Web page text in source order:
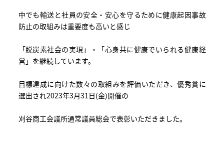
中でも輸送と社員の安全・安心を守るために健康起因事故
防止の取組みは重要度も高いと感じ
「脱炭素社会の実現」・「心身共に健康でいられる健康経
営」を継続しています。
目標達成に向けた数々の取組みを評価いただき、優秀賞に
選出され2023年3月31日(金)開催の
刈谷商工会議所通常議員総会で表彰いただきました。